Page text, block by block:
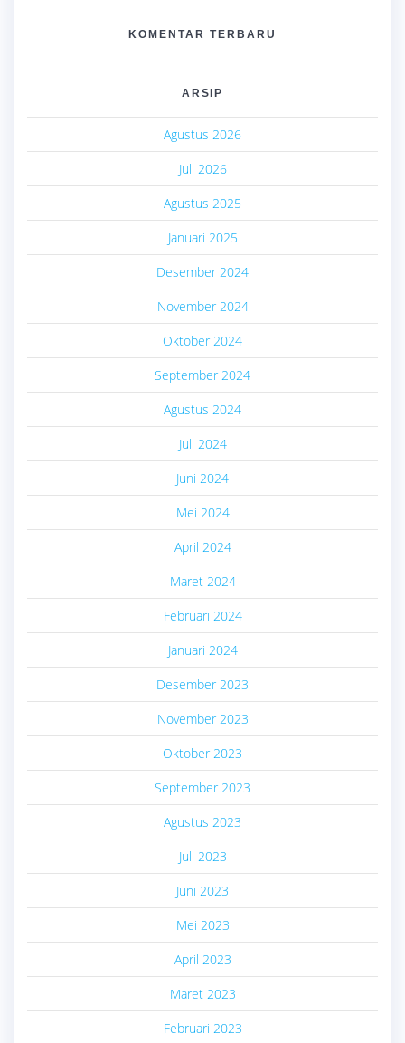
KOMENTAR TERBARU
ARSIP
Agustus 2026
Juli 2026
Agustus 2025
Januari 2025
Desember 2024
November 2024
Oktober 2024
September 2024
Agustus 2024
Juli 2024
Juni 2024
Mei 2024
April 2024
Maret 2024
Februari 2024
Januari 2024
Desember 2023
November 2023
Oktober 2023
September 2023
Agustus 2023
Juli 2023
Juni 2023
Mei 2023
April 2023
Maret 2023
Februari 2023